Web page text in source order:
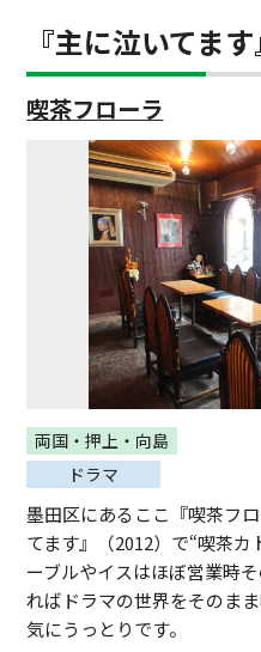
『主に泣いてま
喫茶フローラ
両国・押上・向島
ドラマ
墨田区にあるここ『喫茶フ
てます』（2012）で“喫茶
ーブルやイスはほぼ営業時
ればドラマの世界をそのま
気にうっとりです。